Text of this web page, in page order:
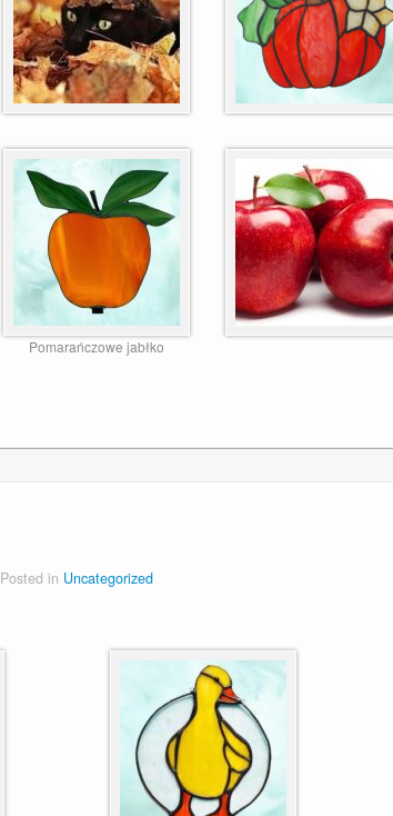
Pomarańczowe jabłko
Posted in Uncategorized